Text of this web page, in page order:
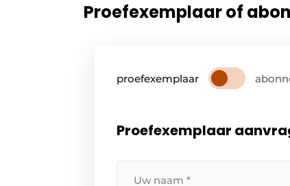
Proefexemplaar of
proefexemplaar
Proefexemplaar